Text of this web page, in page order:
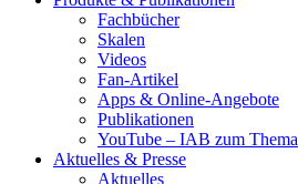
Fachbücher
Skalen
Videos
Fan-Artikel
Apps & Online-Angebote
Publikationen
YouTube – IAB zum Thema
Aktuelles & Presse
Aktuelles